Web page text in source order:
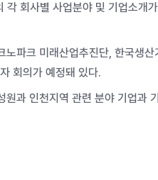
회사별 사업분야 및 기업소개
파크 미래산업추진단, 한국생산
회의가 예정돼 있다.
과 인천지역 관련 분야 기업과